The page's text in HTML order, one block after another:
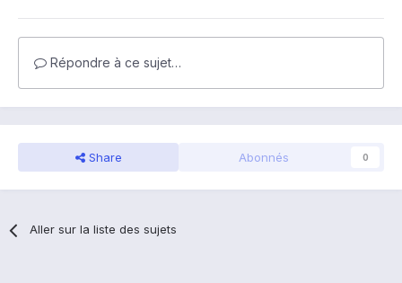
Répondre à ce sujet…
Share Abonnés 0
Aller sur la liste des sujets